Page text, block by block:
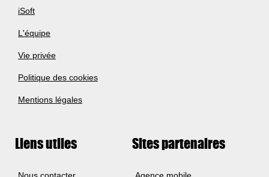
iSoft
L'équipe
Vie privée
Politique des cookies
Mentions légales
Liens utiles Sites partenaires